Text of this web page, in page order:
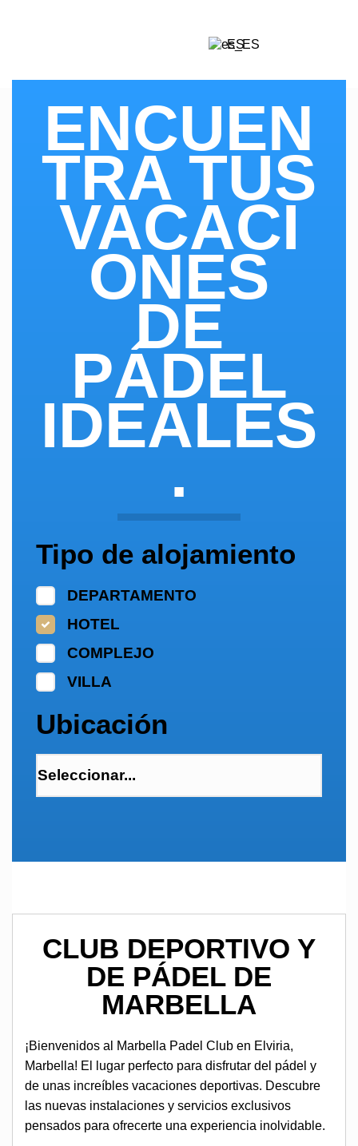
ES
ENCUEN
TRA TUS
VACACI
ONES
DE
PÁDEL
IDEALES
.
Tipo de alojamiento
DEPARTAMENTO
HOTEL
COMPLEJO
VILLA
Ubicación
CLUB DEPORTIVO Y
DE PÁDEL DE
MARBELLA
¡Bienvenidos al Marbella Padel Club en Elviria,
Marbella! El lugar perfecto para disfrutar del pádel y
de unas increíbles vacaciones deportivas. Descubre
las nuevas instalaciones y servicios exclusivos
pensados para ofrecerte una experiencia inolvidable.